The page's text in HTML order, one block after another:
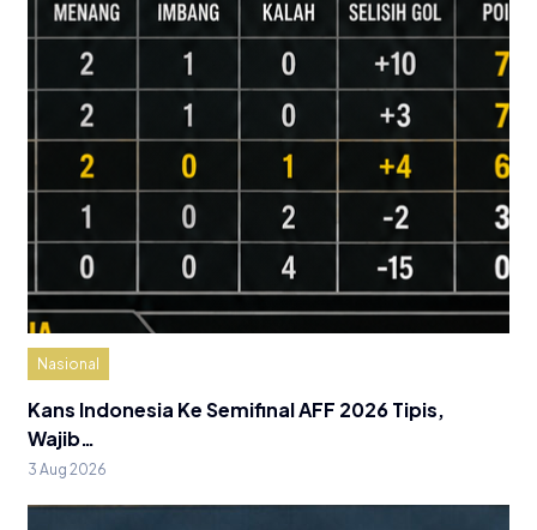
Nasional
Kans Indonesia Ke Semifinal AFF 2026 Tipis,
Wajib…
3 Aug 2026